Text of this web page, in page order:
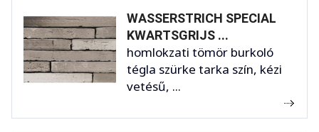
WASSERSTRICH SPECIAL
KWARTSGRIJS ...
homlokzati tömör burkoló
tégla szürke tarka szín, kézi
vetésű, ...